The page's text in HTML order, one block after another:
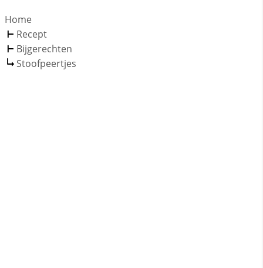
Home
Recept
Bijgerechten
Stoofpeertjes